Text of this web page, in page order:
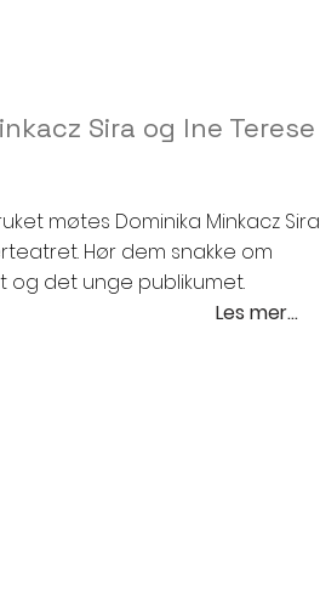
Sira og Ine Terese
møtes Dominika Minkacz Sira
Hør dem snakke om
og det unge publikumet.
Les mer...